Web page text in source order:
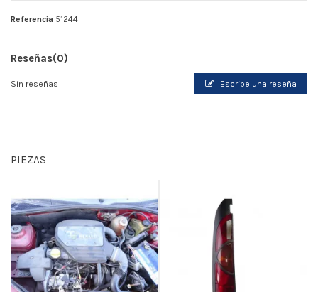
Referencia 51244
Reseñas(0)
Sin reseñas Escribe una reseña
PIEZAS